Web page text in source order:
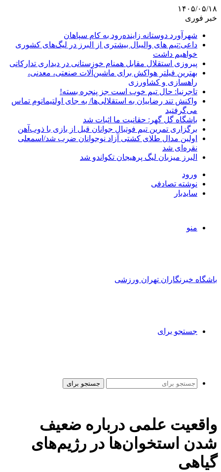
۱۴۰۵/۰۵/۱۸
خبر فوری
شهرآورد دوستانه زاینده‌رود به کام سپاهان
داعی:تیم های والیبال بیشتری از البرز در لیگ‌های کشوری
خواهیم داشت
پیروزی استقلال مقابل همنام خوزستانی در دیداری تدارکاتی
بهترین فیلتر هواکش برای ماشین‌آلات صنعتی، معدنی،
راهسازی و کشاورزی
تاجرنیا: حال تیم خوب است جز پنجره بسته!
واکنش تند رضاییان به استقلالی‌ها/ به جای اولتیماتوم تماس
می‌گرفتید
باشگاه گل گهر: حقانیت ما اثبات شد
برگزاری تمرین تیم فوتبال جوانان قبل از بازی با ذوب‌آهن
اولین مدال طلای کشتی آزاد نوجوانان ضرب شد/اسمعلی
نقره‌ای شد
البرز میزبان لیگ پرهیجان تکواندو شد
ورود
نوشته تصادفی
سایدبار
منو
باشگاه خبرنگاران تهران ورزشی
جستجو برای
جستجو برای
واقعیت علمی درباره ضعیف
شدن استخوان‌ها در رژیم‌های
گیاهی